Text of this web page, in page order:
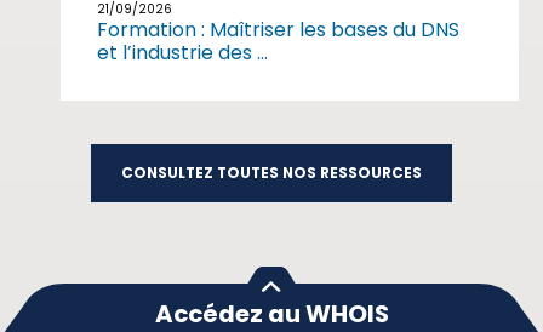
21/09/2026
Formation : Maîtriser les bases du DNS
et l’industrie des ...
CONSULTEZ TOUTES NOS RESSOURCES
Accédez au WHOIS